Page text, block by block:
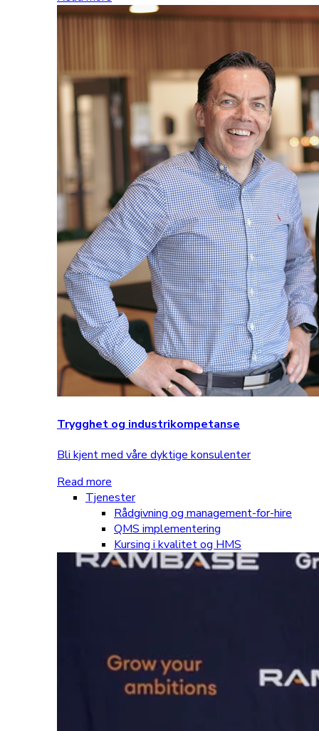
Trygghet og industrikompetanse
Bli kjent med våre dyktige konsulenter
Read more
Tjenester
Rådgivning og management-for-hire
QMS implementering
Kursing i kvalitet og HMS